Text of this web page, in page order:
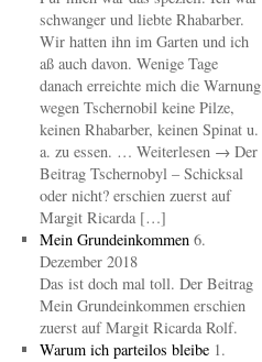
schwanger und liebte Rhabarber.
Wir hatten ihn im Garten und ich
aß auch davon. Wenige Tage
danach erreichte mich die Warnung
wegen Tschernobil keine Pilze,
keinen Rhabarber, keinen Spinat u.
a. zu essen. … Weiterlesen → Der
Beitrag Tschernobyl – Schicksal
oder nicht? erschien zuerst auf
Margit Ricarda […]
Mein Grundeinkommen 6.
Dezember 2018
Das ist doch mal toll. Der Beitrag
Mein Grundeinkommen erschien
zuerst auf Margit Ricarda Rolf.
Warum ich parteilos bleibe 1.